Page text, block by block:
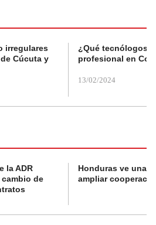
irregulares
Cúcuta y
¿Qué tecnólogos
profesional en
13/02/2024
la ADR
de
Honduras ve una
ampliar